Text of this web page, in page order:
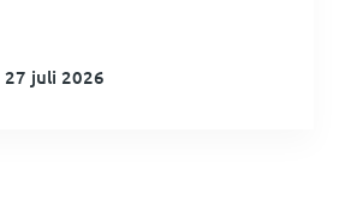
27 juli 2026